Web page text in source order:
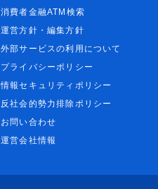
消費者金融ATM検索
運営方針・編集方針
外部サービスの利用について
プライバシーポリシー
情報セキュリティポリシー
反社会的勢力排除ポリシー
お問い合わせ
運営会社情報